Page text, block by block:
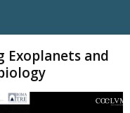
Exoplanets and